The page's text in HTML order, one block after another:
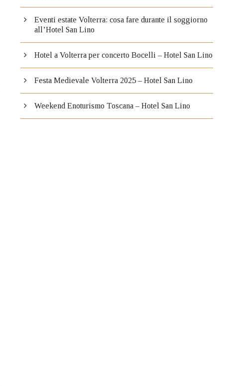
Eventi estate Volterra: cosa fare durante il soggiorno
all’Hotel San Lino
Hotel a Volterra per concerto Bocelli – Hotel San Lino
Festa Medievale Volterra 2025 – Hotel San Lino
Weekend Enoturismo Toscana – Hotel San Lino